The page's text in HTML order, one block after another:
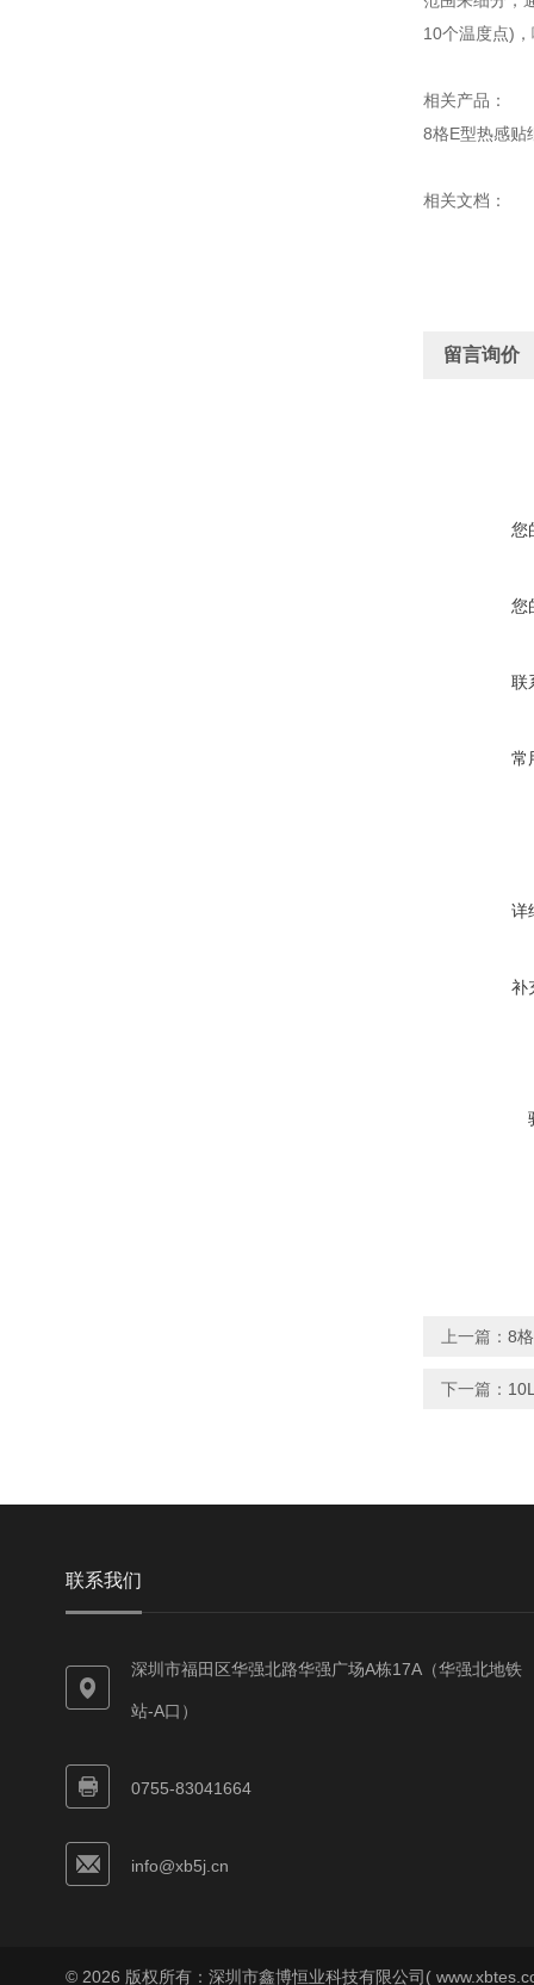
10个温度点)
相关产品：
8格E型热感贴
相关文档：
留言询价
您
您
联
常
详
补
上一篇： 8
下一篇：
联系我们
深圳市福田区华强北路华强广场A栋17A（华强北地铁
站-A口）
0755-83041664
info@xb5j.cn
© 2026 版权所有：深圳市鑫博恒业科技有限公司(